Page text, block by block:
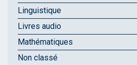
Linguistique
Livres audio
Mathématiques
Non classé